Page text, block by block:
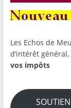
Les Echos de
d’intérêt général,
vos impôts